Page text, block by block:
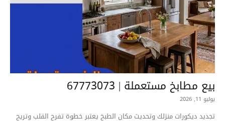
بيع مطابخ مستعملة | 67773073
يوليو 11, 2026
تجديد ديكورات منزلك وتحديث مكان الطبخ يعتبر خطوة تفرح القلب وتريح